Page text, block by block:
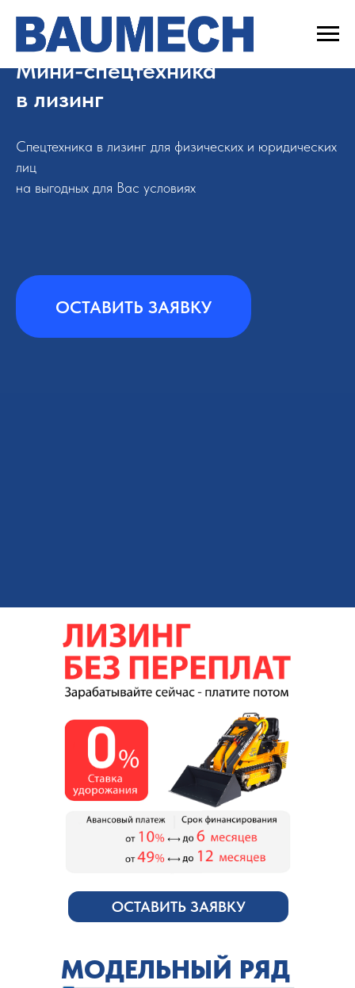
Мини-спецтехника
в лизинг
Спецтехника в лизинг для физических и юридических
лиц
на выгодных для Вас условиях
ОСТАВИТЬ ЗАЯВКУ
ОСТАВИТЬ ЗАЯВКУ
МОДЕЛЬНЫЙ РЯД